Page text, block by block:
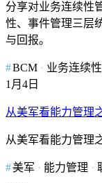
分享对业务连续性
性、事件管理三层
与回报。
BCM 业务连续
1月4日
从美军看能力管理
从美军看能力管理
美军 能力管理